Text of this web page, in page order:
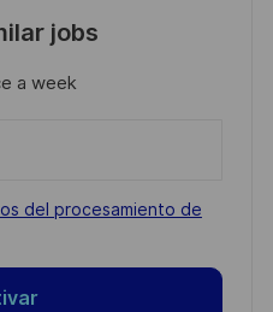
jobs
a week
del procesamiento de